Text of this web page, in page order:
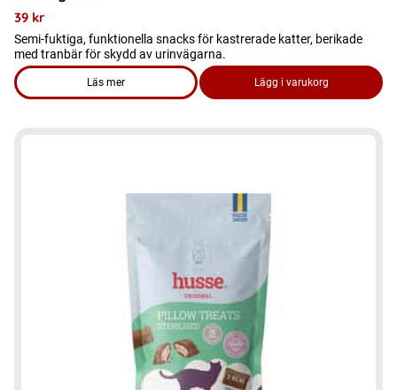
39 kr
Semi-fuktiga, funktionella snacks för kastrerade katter, berikade
med tranbär för skydd av urinvägarna.
Läs mer
om produkten Kattgodis - Misse 80g, spannmålsfritt godis
Lägg i varukorg